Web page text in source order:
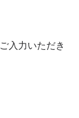
入力いただき